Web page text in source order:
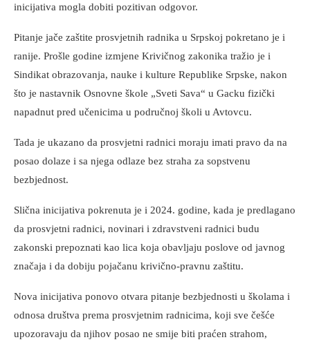
inicijativa mogla dobiti pozitivan odgovor.
Pitanje jače zaštite prosvjetnih radnika u Srpskoj pokretano je i
ranije. Prošle godine izmjene Krivičnog zakonika tražio je i
Sindikat obrazovanja, nauke i kulture Republike Srpske, nakon
što je nastavnik Osnovne škole „Sveti Sava“ u Gacku fizički
napadnut pred učenicima u područnoj školi u Avtovcu.
Tada je ukazano da prosvjetni radnici moraju imati pravo da na
posao dolaze i sa njega odlaze bez straha za sopstvenu
bezbjednost.
Slična inicijativa pokrenuta je i 2024. godine, kada je predlagano
da prosvjetni radnici, novinari i zdravstveni radnici budu
zakonski prepoznati kao lica koja obavljaju poslove od javnog
značaja i da dobiju pojačanu krivično-pravnu zaštitu.
Nova inicijativa ponovo otvara pitanje bezbjednosti u školama i
odnosa društva prema prosvjetnim radnicima, koji sve češće
upozoravaju da njihov posao ne smije biti praćen strahom,